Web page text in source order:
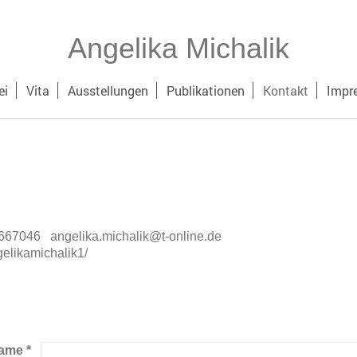
Angelika Michalik
Vita Ausstellungen Publikationen Kontakt
angelika.michalik@t-online.de
*